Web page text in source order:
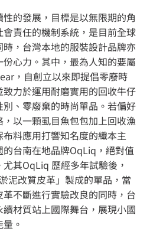
的發展，目標是以無限期的角
責任的機制系統，是目前全球
，台灣本地的服裝設計品牌亦
心力。其中，最為人知的要屬
，自創立以來即提倡零廢時
力於運用耐磨實用的回收牛仔
、零廢棄的時尚單品。若偏好
以一顆虱目魚包包加上回收漁
料應用打響知名度的織本主
台南在地品牌OqLiq，絕對值
其OqLiq 歷經多年試驗後，
泥改質皮革」製成的單品，當
不斷進行實驗改良的同時，台
材質站上國際舞台，展現小國
。